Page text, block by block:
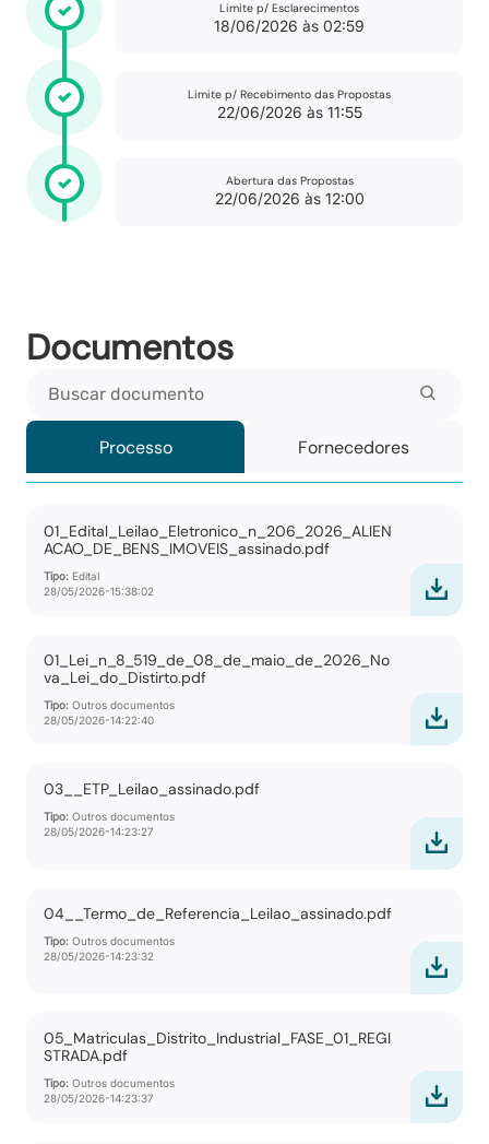
Limite p/ Esclarecimentos
18/06/2026 às 02:59
Limite p/ Recebimento das Propostas
22/06/2026 às 11:55
Abertura das Propostas
22/06/2026 às 12:00
Documentos
Processo Fornecedores
01_Edital_Leilao_Eletronico_n_206_2026_ALIEN
ACAO_DE_BENS_IMOVEIS_assinado.pdf
Tipo: Edital
28/05/2026-15:38:02
01_Lei_n_8_519_de_08_de_maio_de_2026_No
va_Lei_do_Distirto.pdf
Tipo: Outros documentos
28/05/2026-14:22:40
03__ETP_Leilao_assinado.pdf
Tipo: Outros documentos
28/05/2026-14:23:27
04__Termo_de_Referencia_Leilao_assinado.pdf
Tipo: Outros documentos
28/05/2026-14:23:32
05_Matriculas_Distrito_Industrial_FASE_01_REGI
STRADA.pdf
Tipo: Outros documentos
28/05/2026-14:23:37